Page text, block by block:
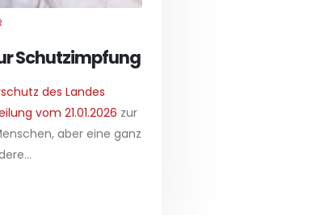
Schutzimpfung
des Landes
vom 21.01.2026 zur
aber eine ganz